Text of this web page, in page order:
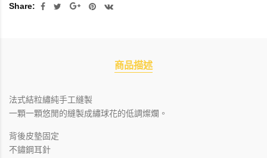
Share:
商品描述
法式結粒繡純手工縫製
一顆一顆悠閒的縫製成繡球花的低調燦爛。
背後皮墊固定
不鏽鋼耳針